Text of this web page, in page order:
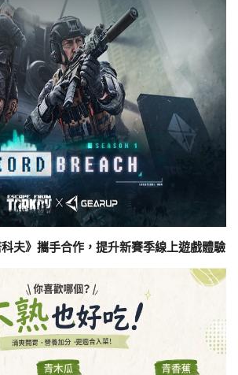
夫》攜手合作，提升新賽季線上遊戲體驗